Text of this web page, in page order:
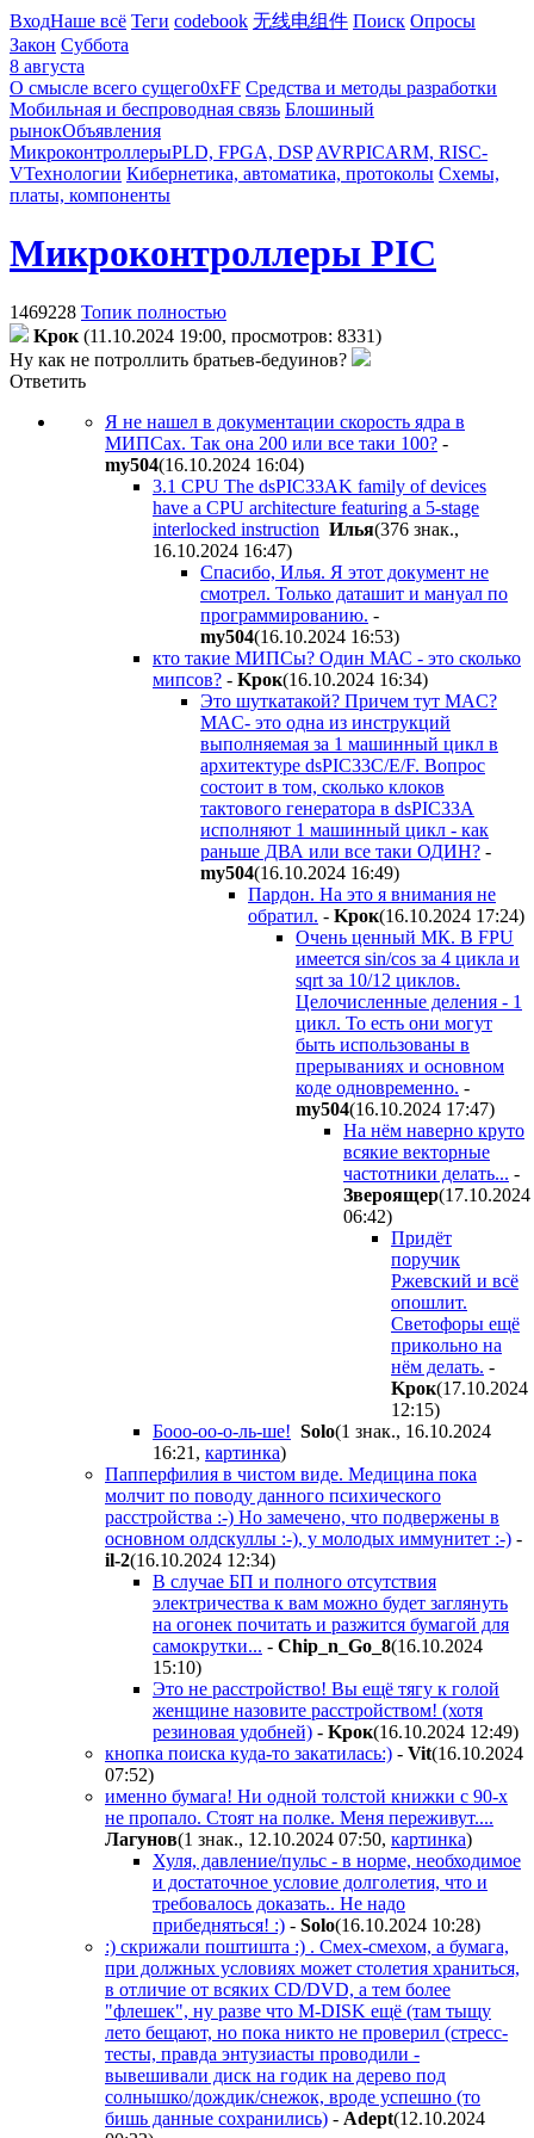
ВходНаше всё Теги codebook 无线电组件 Поиск Опросы
Закон Суббота
8 августа
О смысле всего сущего0xFF Средства и методы разработки
Мобильная и беспроводная связь Блошиный
рынокОбъявления
МикроконтроллерыPLD, FPGA, DSP AVRPICARM, RISC-
VТехнологии Кибернетика, автоматика, протоколы Схемы,
платы, компоненты
Микроконтроллеры PIC
1469228 Топик полностью
Kpoк (11.10.2024 19:00, просмотров: 8331)
Ну как не потроллить братьев-бедуинов?
Ответить
Я не нашел в документации скорость ядра в
МИПСах. Так она 200 или все таки 100? -
my504(16.10.2024 16:04)
3.1 CPU The dsPIC33AK family of devices
have a CPU architecture featuring a 5-stage
interlocked instruction Илья(376 знак.,
16.10.2024 16:47)
Спасибо, Илья. Я этот документ не
смотрел. Только даташит и мануал по
программированию. -
my504(16.10.2024 16:53)
кто такие МИПСы? Один МАС - это сколько
мипсов? - Kpoк(16.10.2024 16:34)
Это шуткатакой? Причем тут MAC?
MAC- это одна из инструкций
выполняемая за 1 машинный цикл в
архитектуре dsPIC33C/E/F. Вопрос
состоит в том, сколько клоков
тактового генератора в dsPIC33A
исполняют 1 машинный цикл - как
раньше ДВА или все таки ОДИН? -
my504(16.10.2024 16:49)
Пардон. На это я внимания не
обратил. - Kpoк(16.10.2024 17:24)
Очень ценный МК. В FPU
имеется sin/cos за 4 цикла и
sqrt за 10/12 циклов.
Целочисленные деления - 1
цикл. То есть они могут
быть использованы в
прерываниях и основном
коде одновременно. -
my504(16.10.2024 17:47)
На нём наверно круто
всякие векторные
частотники делать... -
Звepoящep(17.10.2024
06:42)
Придёт
поручик
Ржевский и всё
опошлит.
Светофоры ещё
прикольно на
нём делать. -
Kpoк(17.10.2024
12:15)
Бооо-оо-о-ль-ше! Solo(1 знак., 16.10.2024
16:21 , картинка)
Папперфилия в чистом виде. Медицина пока
молчит по поводу данного психического
расстройства :-) Но замечено, что подвержены в
основном олдскуллы :-), у молодых иммунитет :-) -
il-2(16.10.2024 12:34)
В случае БП и полного отсутствия
электричества к вам можно будет заглянуть
на огонек почитать и разжится бумагой для
самокрутки... - Chip_n_Go_8(16.10.2024
15:10)
Это не расстройство! Вы ещё тягу к голой
женщине назовите расстройством! (хотя
резиновая удобней) - Kpoк(16.10.2024 12:49)
кнопка поиска куда-то закатилась:) - Vit(16.10.2024
07:52)
именно бумага! Ни одной толстой книжки с 90-х
не пропало. Стоят на полке. Меня переживут....
Лaгyнoв(1 знак., 12.10.2024 07:50, картинка)
Хуля, давление/пульс - в норме, необходимое
и достаточное условие долголетия, что и
требовалось доказать.. Не надо
прибедняться! :) - Solo(16.10.2024 10:28)
:) скрижали поштишта :) . Смех-смехом, а бумага,
при должных условиях может столетия храниться,
в отличие от всяких CD/DVD, а тем более
"флешек", ну разве что M-DISK ещё (там тыщу
лето бещают, но пока никто не проверил (стресс-
тесты, правда энтузиасты проводили -
вывешивали диск на годик на дерево под
солнышко/дождик/снежок, вроде успешно (то
бишь данные сохранились) - Adept(12.10.2024